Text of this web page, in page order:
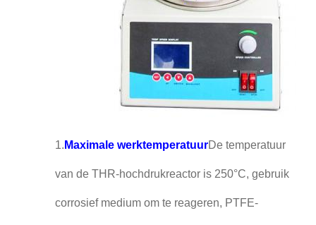
1. Maximale werktemperatuurDe temperatuur
van de THR-hochdrukreactor is 250°C, gebruik
corrosief medium om te reageren, PTFE-